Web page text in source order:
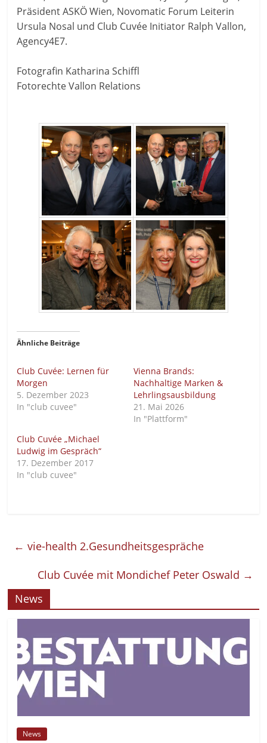
Präsident ASKÖ Wien, Novomatic Forum Leiterin
Ursula Nosal und Club Cuvée Initiator Ralph Vallon,
Agency4E7.
Fotografin Katharina Schiffl
Fotorechte Vallon Relations
Ähnliche Beiträge
Club Cuvée: Lernen für
Morgen
5. Dezember 2023
In "club cuvee"
Vienna Brands:
Nachhaltige Marken &
Lehrlingsausbildung
21. Mai 2026
In "Plattform"
Club Cuvée „Michael
Ludwig im Gespräch“
17. Dezember 2017
In "club cuvee"
← vie-health 2.Gesundheitsgespräche
Club Cuvée mit Mondichef Peter Oswald →
News
News